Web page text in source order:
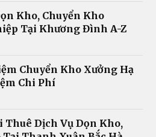
Kho, Chuyển Kho
Tại Khương Đình A-Z
Chuyển Kho Xưởng Hạ
Chi Phí
Thuê Dịch Vụ Dọn Kho,